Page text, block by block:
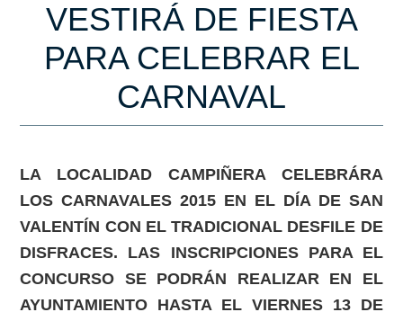
VESTIRÁ DE FIESTA
PARA CELEBRAR EL
CARNAVAL
LA LOCALIDAD CAMPIÑERA CELEBRÁRA
LOS CARNAVALES 2015 EN EL DÍA DE SAN
VALENTÍN CON EL TRADICIONAL DESFILE DE
DISFRACES. LAS INSCRIPCIONES PARA EL
CONCURSO SE PODRÁN REALIZAR EN EL
AYUNTAMIENTO HASTA EL VIERNES 13 DE